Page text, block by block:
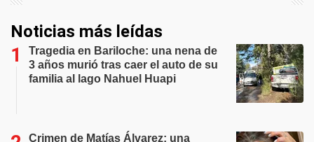
Noticias más leídas
Tragedia en Bariloche: una nena de
3 años murió tras caer el auto de su
familia al lago Nahuel Huapi
Crimen de Matías Álvarez: una